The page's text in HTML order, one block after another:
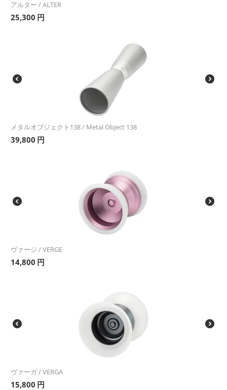
アルター / ALTER
25,300 円
メタルオブジェクト138 / Metal Object 138
39,800 円
ヴァージ / VERGE
14,800 円
ヴァーガ / VERGA
15,800 円